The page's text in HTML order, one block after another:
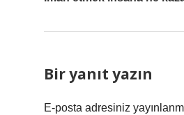
Bir yanıt yazın
E-posta adresiniz